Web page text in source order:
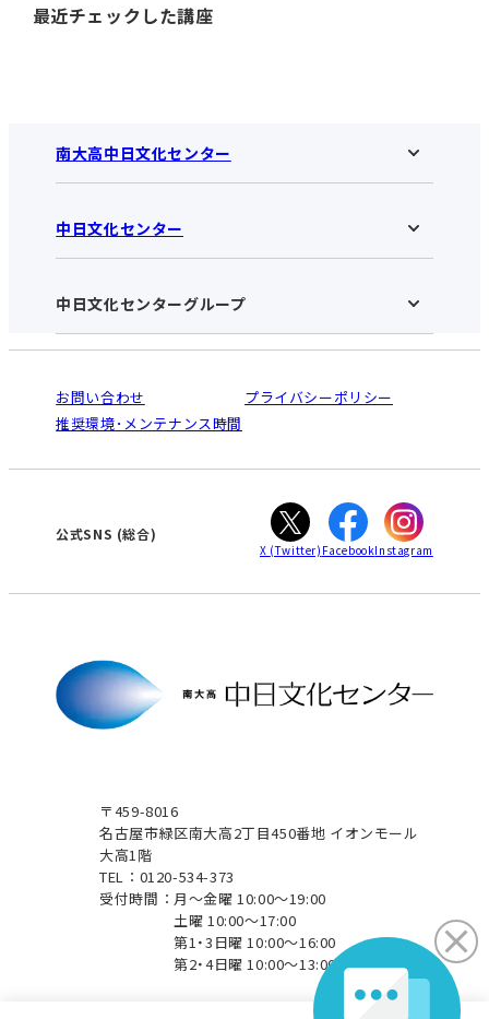
最近チェックした講座
南大高中日文化センター
南大高中日文化センターHOME
お知らせ
アクセス･営業時間
お申し込みの流れ
入会と受講のご案内
中日文化センター
中日文化センターHOME
中日文化センターとは
受講規約・会員特典
ご利用ガイド
オンライン講座受講の手順
WEBサイトのよくある質問
中日文化センターグループ
南大高
犬山
高蔵寺
大垣
津
お問い合わせ
プライバシーポリシー
推奨環境･メンテナンス時間
〒459-8016
名古屋市緑区南大高2丁目450番地 イオンモール
大高1階
TEL：0120-534-373
受付時間： 月～金曜 10:00～19:00
土曜 10:00～17:00
第1・3日曜 10:00～16:00
第2・4日曜 10:00～13:00
公式SNS (総合)
X (Twitter) FacebookInstagram